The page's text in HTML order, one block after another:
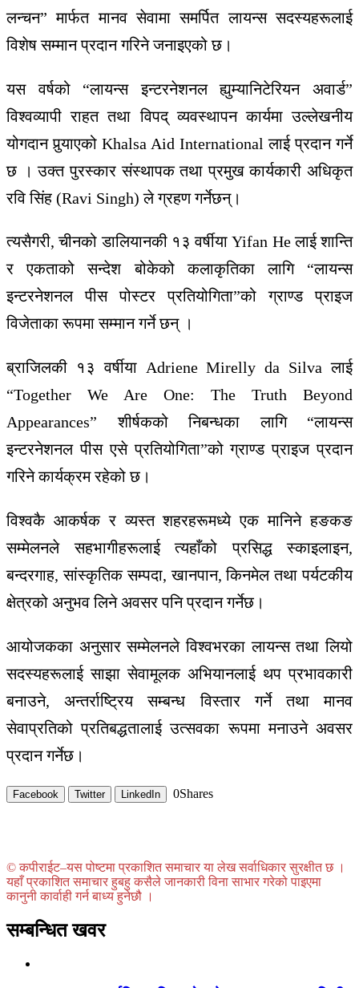
लन्चन” मार्फत मानव सेवामा समर्पित लायन्स सदस्यहरूलाई
विशेष सम्मान प्रदान गरिने जनाइएको छ।
यस वर्षको “लायन्स इन्टरनेशनल ह्युम्यानिटेरियन अवार्ड”
विश्वव्यापी राहत तथा विपद् व्यवस्थापन कार्यमा उल्लेखनीय
योगदान पुर्‍याएको Khalsa Aid International लाई प्रदान गर्ने
छ । उक्त पुरस्कार संस्थापक तथा प्रमुख कार्यकारी अधिकृत
रवि सिंह (Ravi Singh) ले ग्रहण गर्नेछन्।
त्यसैगरी, चीनको डालियानकी १३ वर्षीयाYifan Heलाई शान्ति
र एकताको सन्देश बोकेको कलाकृतिका लागि “लायन्स
इन्टरनेशनल पीस पोस्टर प्रतियोगिता”को ग्राण्ड प्राइज
विजेताका रूपमा सम्मान गर्ने छन् ।
ब्राजिलकी १३ वर्षीया Adriene Mirelly da Silva लाई
“Together We Are One: The Truth Beyond
Appearances” शीर्षकको निबन्धका लागि “लायन्स
इन्टरनेशनल पीस एसे प्रतियोगिता”को ग्राण्ड प्राइज प्रदान
गरिने कार्यक्रम रहेको छ।
विश्वकै आकर्षक र व्यस्त शहरहरूमध्ये एक मानिने हङकङ
सम्मेलनले सहभागीहरूलाई त्यहाँको प्रसिद्ध स्काइलाइन,
बन्दरगाह, सांस्कृतिक सम्पदा, खानपान, किनमेल तथा पर्यटकीय
क्षेत्रको अनुभव लिने अवसर पनि प्रदान गर्नेछ।
आयोजकका अनुसार सम्मेलनले विश्वभरका लायन्स तथा लियो
सदस्यहरूलाई साझा सेवामूलक अभियानलाई थप प्रभावकारी
बनाउने, अन्तर्राष्ट्रिय सम्बन्ध विस्तार गर्ने तथा मानव
सेवाप्रतिको प्रतिबद्धतालाई उत्सवका रूपमा मनाउने अवसर
प्रदान गर्नेछ।
Facebook Twitter LinkedIn 0Shares
© कपीराईट–यस पोष्टमा प्रकाशित समाचार या लेख सर्वाधिकार सुरक्षीत छ ।
यहाँ प्रकाशित समाचार हुबहु कसैले जानकारी विना साभार गरेको पाइएमा
कानुनी कार्वाही गर्न बाध्य हुनेछौ ।
सम्बन्धित खवर